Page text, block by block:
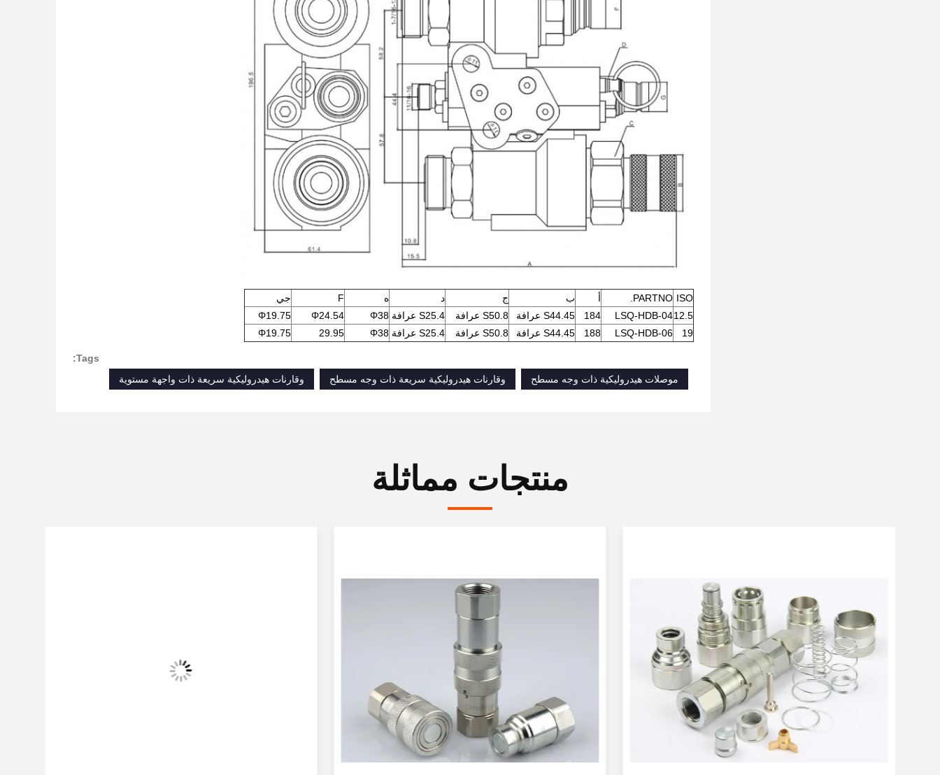
ISO
PARTNO. أ ب ج د ه F
جي
12.5
LSQ-HDB-04
184 S44.45 عرافة S50.8 عرافة S25.4 عرافة Φ38
Φ24.54
Φ19.75
19
LSQ-HDB-06
188 S44.45 عرافة S50.8 عرافة S25.4 عرافة Φ38
29.95
Φ19.75
Tags:
موصلات هيدروليكية ذات وجه مسطح
وقارنات هيدروليكية سريعة ذات وجه مسطح وقارنات هيدروليكية سريعة ذات واجهة مستوية
منتجات مماثلة